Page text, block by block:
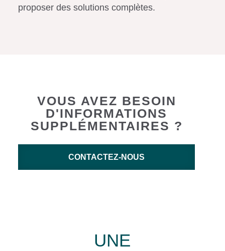
proposer des solutions complètes.
CONTACTEZ-NOUS
VOUS AVEZ BESOIN
D'INFORMATIONS
SUPPLÉMENTAIRES ?
UNE